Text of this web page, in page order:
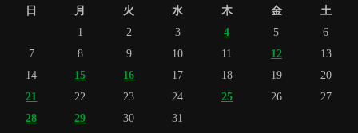
日 月 火 水 木 金 土
1 2 3 4 5
6
7
8 9 10 11 12
13
14
15 16 17 18 19
20
21
22 23 24 25 26
27
28
29 30 31